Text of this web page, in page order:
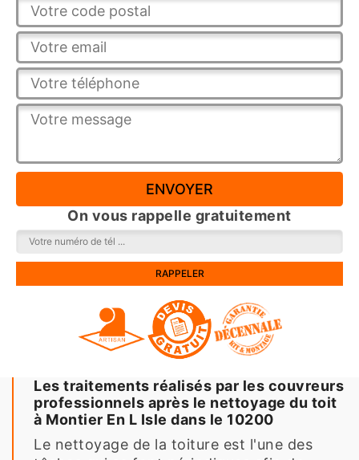
On vous rappelle gratuitement
Les traitements réalisés par les couvreurs
professionnels après le nettoyage du toit
à Montier En L Isle dans le 10200
Le nettoyage de la toiture est l'une des